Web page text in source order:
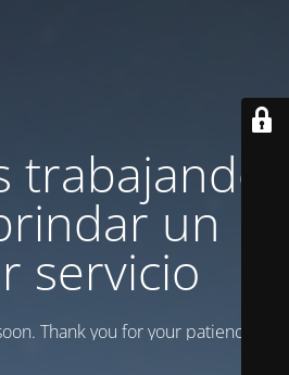
trabajando
un
servicio
Thank you for your patience!